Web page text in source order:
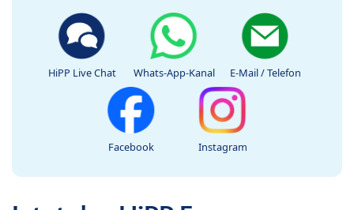
HiPP Live Chat Whats-App-Kanal E-Mail / Telefon
Facebook Instagram